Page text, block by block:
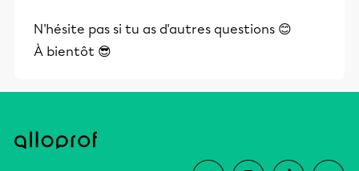
éducative.
N'hésite pas si tu as d'autres questions 😊
À bientôt 😎